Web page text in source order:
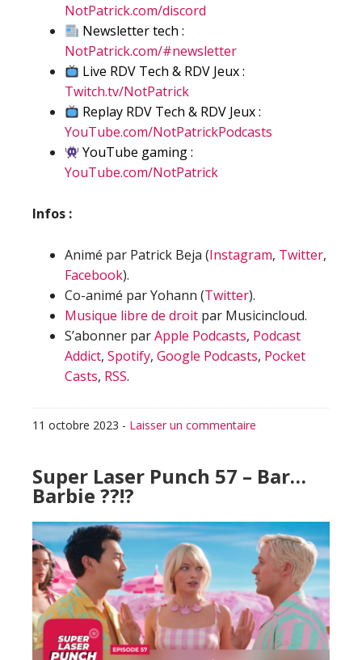
NotPatrick.com/discord
Newsletter tech :
NotPatrick.com/#newsletter
Live RDV Tech & RDV Jeux :
Twitch.tv/NotPatrick
Replay RDV Tech & RDV Jeux :
YouTube.com/NotPatrickPodcasts
YouTube gaming :
YouTube.com/NotPatrick
Infos :
Animé par Patrick Beja (Instagram, Twitter,
Facebook).
Co-animé par Yohann (Twitter).
Musique libre de droit par Musicincloud.
S’abonner parApple Podcasts, Podcast
Addict, Spotify, Google Podcasts, Pocket
Casts, RSS.
11 octobre 2023 - Laisser un commentaire
Super Laser Punch 57 – Bar…
Barbie ??!?